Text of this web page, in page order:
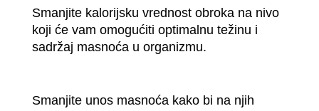
Smanjite kalorijsku vrednost obroka na nivo
koji će vam omogućiti optimalnu težinu i
sadržaj masnoća u organizmu.
Smanjite unos masnoća kako bi na njih